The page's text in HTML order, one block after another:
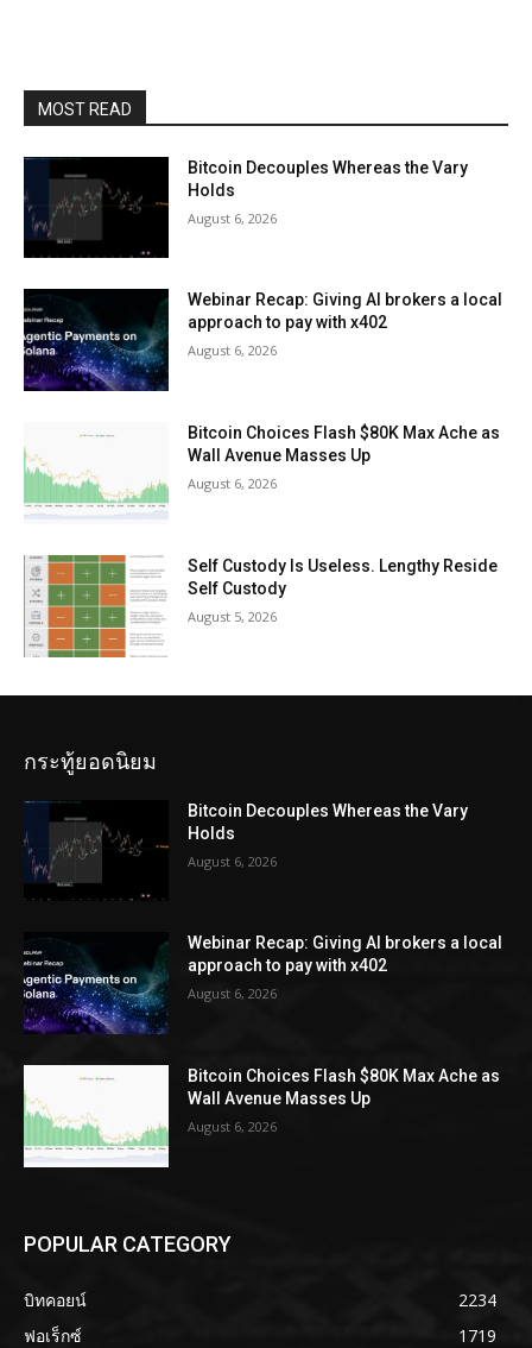
MOST READ
Bitcoin Decouples Whereas the Vary
Holds
August 6, 2026
Webinar Recap: Giving AI brokers a local
approach to pay with x402
August 6, 2026
Bitcoin Choices Flash $80K Max Ache as
Wall Avenue Masses Up
August 6, 2026
Self Custody Is Useless. Lengthy Reside
Self Custody
August 5, 2026
กระทู้ยอดนิยม
Bitcoin Decouples Whereas the Vary
Holds
August 6, 2026
Webinar Recap: Giving AI brokers a local
approach to pay with x402
August 6, 2026
Bitcoin Choices Flash $80K Max Ache as
Wall Avenue Masses Up
August 6, 2026
POPULAR CATEGORY
บิทคอยน์
2234
ฟอเร็กซ์
1719